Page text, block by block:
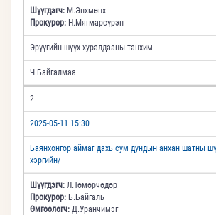
Шүүгдэгч: М.Энхмөнх
Прокурор: Н.Мягмарсүрэн
Эрүүгийн шүүх хуралдааны танхим
Ч.Байгалмаа
2
2025-05-11 15:30
Баянхонгор аймаг дахь сум дундын анхан шатны
хэргийн/
Шүүгдэгч: Л.Төмөрчөдөр
Прокурор: Б.Байгаль
Өмгөөлөгч: Д.Уранчимэг